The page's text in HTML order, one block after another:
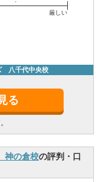
厳しい
八千代中央校
る
の倉校の評判・口